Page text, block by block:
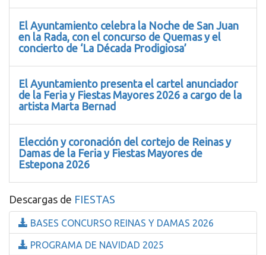
El Ayuntamiento celebra la Noche de San Juan
en la Rada, con el concurso de Quemas y el
concierto de ‘La Década Prodigiosa’
El Ayuntamiento presenta el cartel anunciador
de la Feria y Fiestas Mayores 2026 a cargo de la
artista Marta Bernad
Elección y coronación del cortejo de Reinas y
Damas de la Feria y Fiestas Mayores de
Estepona 2026
Descargas de FIESTAS
BASES CONCURSO REINAS Y DAMAS 2026
PROGRAMA DE NAVIDAD 2025